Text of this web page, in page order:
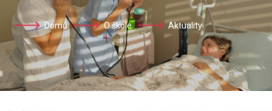
Domů O škole Aktuality